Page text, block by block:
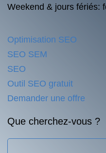
Weekend & jours fériés:
Optimisation SEO
SEO SEM
SEO
Outil SEO gratuit
Demander une offre
Que cherchez-vous ?